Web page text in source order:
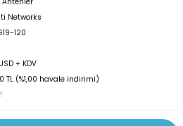
Unifi Access Point
Wireless
Networks
120
+ KDV
TL (%1,00 havale indirimi)